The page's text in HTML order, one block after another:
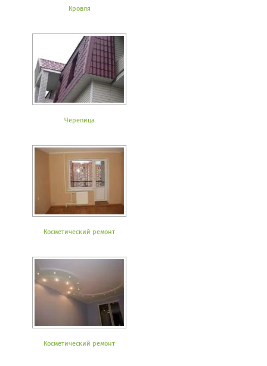
Кровля
Черепица
Косметический ремонт
Косметический ремонт